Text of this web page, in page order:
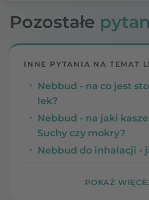
Pozostałe
INNE PYTANIA NA TEMAT
Nebbud - na co jest
lek?
Nebbud - na jaki
Suchy czy mokry?
Nebbud do inhalacji -